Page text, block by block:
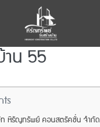
าน 55
ท หิรัญทรัพย์ คอนสตรัคชั่น จำกัด